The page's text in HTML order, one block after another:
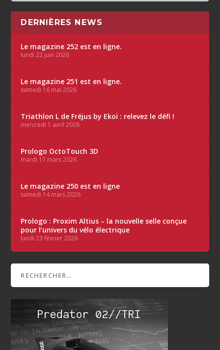
DERNIÈRES NEWS
Le magazine 252 est en ligne.
lundi 22 juin 2026
Le magazine 251 est en ligne.
samedi 16 mai 2026
Triathlon L de Fréjus by Ekoï : relevez le défi !
mercredi 1 avril 2026
Prologo OctoTouch 3D
mardi 17 mars 2026
Le magazine 250 est en ligne
samedi 14 mars 2026
Prologo : Proxim Altius – la nouvelle selle conçue
pour l’univers du vélo électrique
lundi 23 février 2026